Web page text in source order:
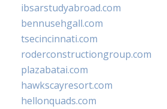
ibsarstudyabroad.com
bennusehgall.com
tsecincinnati.com
roderconstructiongroup.com
plazabatai.com
hawkscayresort.com
hellonquads.com